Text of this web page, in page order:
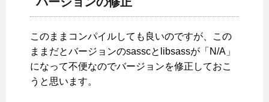
このままコンパイルしても良いのですが、この
ままだとバージョンのsasscとlibsassが「N/A」
になって不便なのでバージョンを修正しておこ
うと思います。